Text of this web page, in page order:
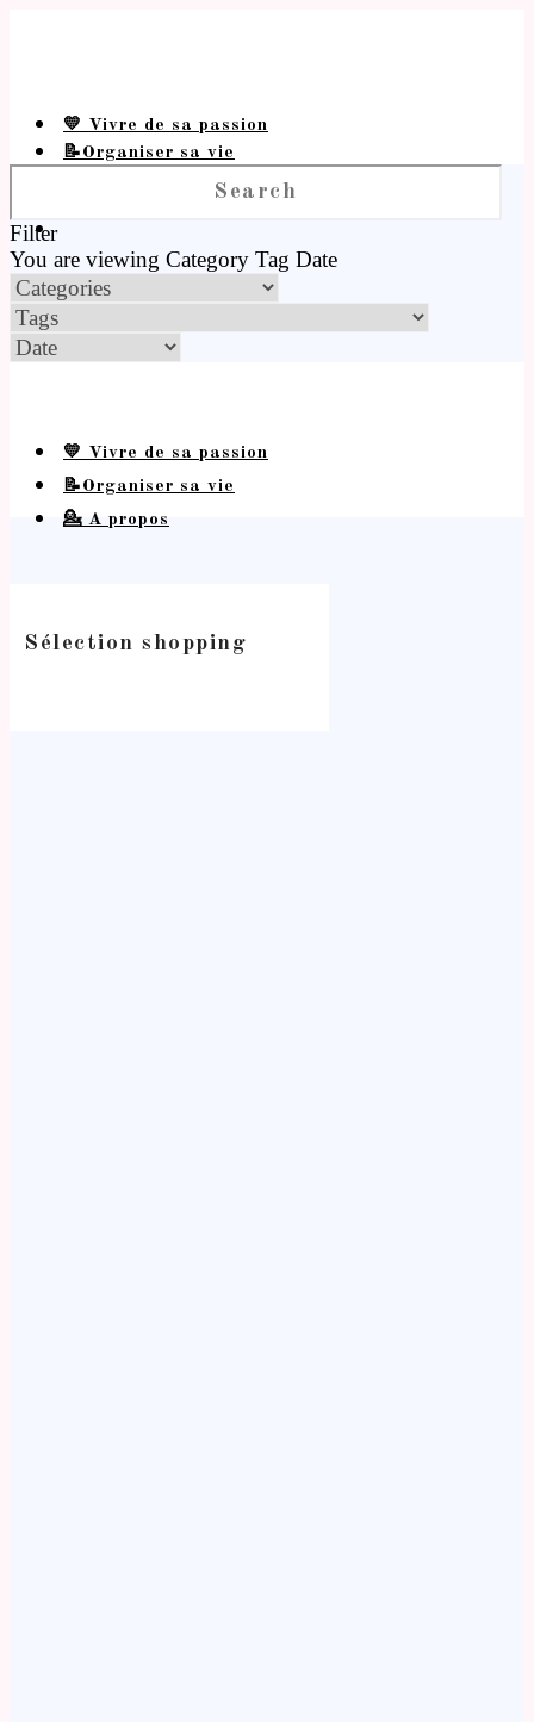
💛 Vivre de sa passion
📝Organiser sa vie
Filter
You are viewing Category Tag Date
💛 Vivre de sa passion
📝Organiser sa vie
💁 A propos
Sélection shopping